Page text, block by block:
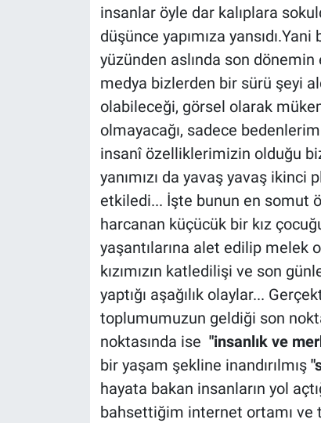
insanlar öyle dar kalıplara
düşünce yapımıza
yüzünden aslında son dönemin
medya bizlerden bir sürü şeyi
olabileceği, görsel olarak
olmayacağı, sadece
insanî özelliklerimizin olduğu
yanımızı da yavaş yavaş
etkiledi... İşte bunun en somut
harcanan küçücük bir kız
yaşantılarına alet edilip melek
kızımızın katledilişi ve son
yaptığı aşağılık olaylar...
toplumumuzun geldiği son
noktasında ise "insanlık ve
bir yaşam şekline inandırılmış
hayata bakan insanların yol
bahsettiğim internet ortamı ve